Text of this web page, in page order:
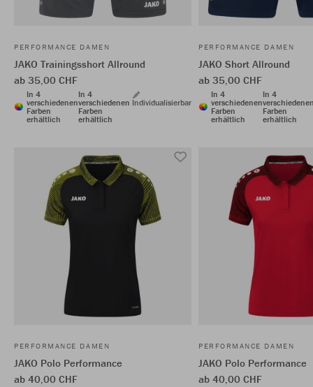
PERFORMANCE DAMEN
JAKO Trainingsshort Allround
ab 35,00 CHF
In 4
verschiedenen
Farben
erhältlich
In 4
verschiedenen
Farben
erhältlich
Individualisierbar
PERFORMANCE DAMEN
JAKO Short Allround
ab 35,00 CHF
In 4
verschiedenen
Farben
erhältlich
In 4
Farben
erhältlich
PERFORMANCE DAMEN
JAKO Polo Performance
ab 40,00 CHF
PERFORMANCE DAMEN
JAKO Polo Performance
ab 40,00 CHF